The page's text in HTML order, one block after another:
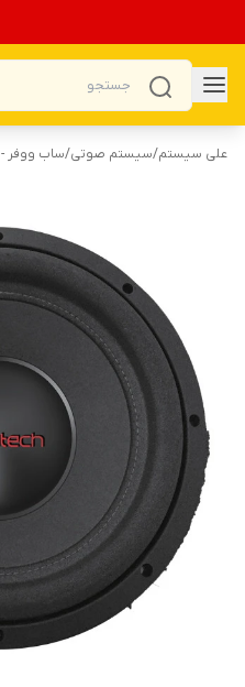
علی سیستم/سیستم صوتی/ساب ووفر - Subwoofer